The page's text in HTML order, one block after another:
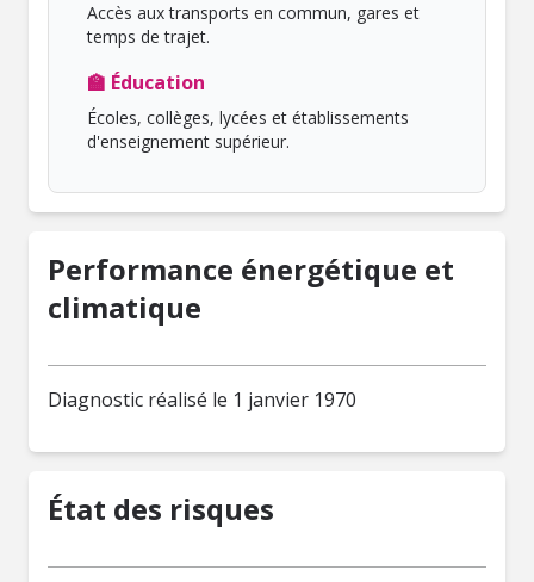
Accès aux transports en commun, gares et
temps de trajet.
🏫 Éducation
Écoles, collèges, lycées et établissements
d'enseignement supérieur.
Performance énergétique et
climatique
Diagnostic réalisé le 1 janvier 1970
État des risques